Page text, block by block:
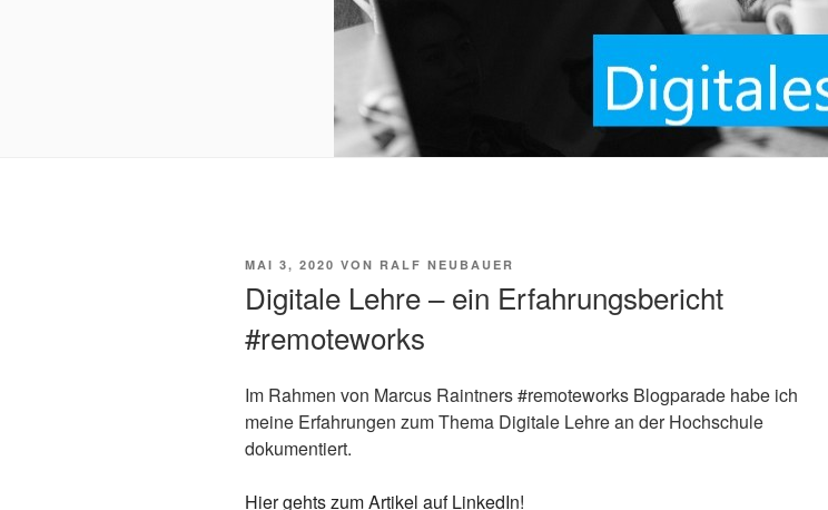
VERÖFFENTLICHT
MAI 3, 2020 VON RALF NEUBAUER
Digitale Lehre – ein Erfahrungsbericht
#remoteworks
Im Rahmen von Marcus Raintners #remoteworks Blogparade habe ich
meine Erfahrungen zum Thema Digitale Lehre an der Hochschule
dokumentiert.
Hier gehts zum Artikel auf LinkedIn!